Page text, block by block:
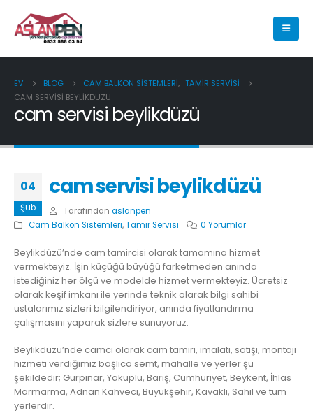
EV BLOG CAM BALKON SISTEMLERI, TAMIR SERVISI
CAM SERVISI BEYLIKDÜZÜ
cam servisi beylikdüzü
04
Şub
cam servisi beylikdüzü
Tarafından aslanpen
Cam Balkon Sistemleri,Tamir Servisi 0 Yorumlar
Beylikdüzü’nde cam tamircisi olarak tamamına hizmet
vermekteyiz. İşin küçüğü büyüğü farketmeden anında
istediğiniz her ölçü ve modelde hizmet vermekteyiz. Ücretsiz
olarak keşif imkanı ile yerinde teknik olarak bilgi sahibi
ustalarımız sizleri bilgilendiriyor, anında fiyatlandırma
çalışmasını yaparak sizlere sunuyoruz.
Beylikdüzü’nde camcı olarak cam tamiri, imalatı, satışı, montajı
hizmeti verdiğimiz başlıca semt, mahalle ve yerler şu
şekildedir; Gürpınar, Yakuplu, Barış, Cumhuriyet, Beykent, İhlas
Marmarma, Adnan Kahveci, Büyükşehir, Kavaklı, Sahil ve tüm
yerlerdir.